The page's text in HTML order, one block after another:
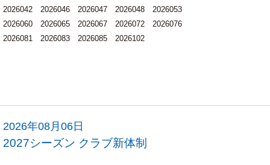
2026042 2026046 2026047 2026048 2026053
2026060 2026065 2026067 2026072 2026076
2026081 2026083 2026085 2026102
2026年08月06日
2027シーズン クラブ新体制